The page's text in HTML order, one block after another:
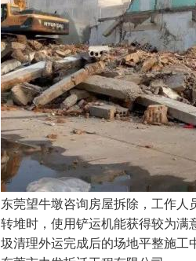
东莞望牛墩咨询房屋拆除，工作人
转堆时，使用铲运机能获得较为
圾清理外运完成后的场地平整施